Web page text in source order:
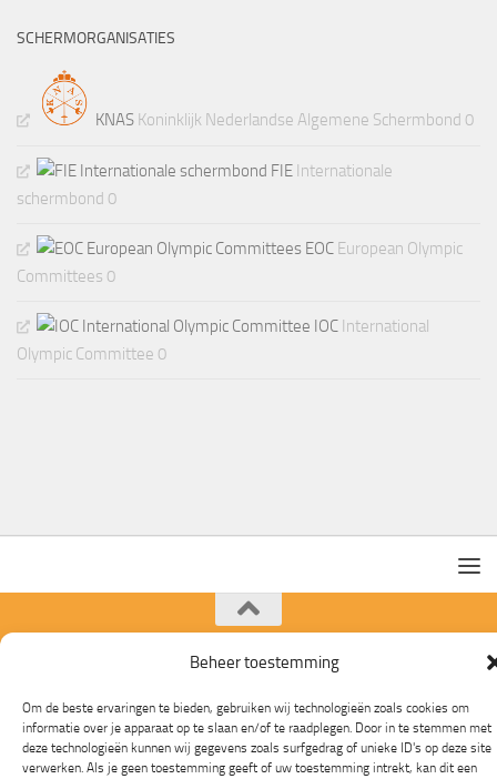
Beheer toestemming
Om de beste ervaringen te bieden, gebruiken wij technologieën zoals cookies om
informatie over je apparaat op te slaan en/of te raadplegen. Door in te stemmen met
deze technologieën kunnen wij gegevens zoals surfgedrag of unieke ID's op deze site
verwerken. Als je geen toestemming geeft of uw toestemming intrekt, kan dit een
SCHERMORGANISATIES
KNAS Koninklijk Nederlandse Algemene Schermbond 0
FIE Internationale
schermbond 0
EOC European Olympic
Committees 0
IOC International
Olympic Committee 0
Mogelijk gemaakt door - Ontworpen met de